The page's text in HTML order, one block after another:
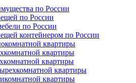
по России
по России
по России
контейнером по России
квартиры
квартиры
квартиры
квартиры
квартиры